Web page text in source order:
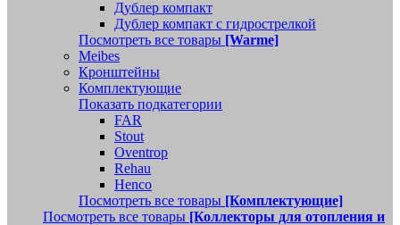
Дублер компакт
Дублер компакт с гидрострелкой
Посмотреть все товары [Warme]
Meibes
Кронштейны
Комплектующие
Показать подкатегории
FAR
Stout
Oventrop
Rehau
Henco
Посмотреть все товары [Комплектующие]
Посмотреть все товары [Коллекторы для отопления и